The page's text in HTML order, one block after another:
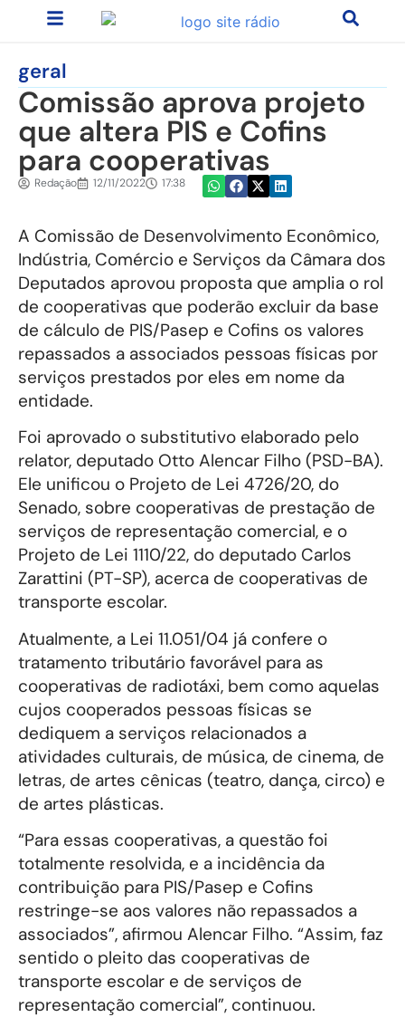
geral
Comissão aprova projeto
que altera PIS e Cofins
para cooperativas
Redação 12/11/2022 17:38
A Comissão de Desenvolvimento Econômico,
Indústria, Comércio e Serviços da Câmara dos
Deputados aprovou proposta que amplia o rol
de cooperativas que poderão excluir da base
de cálculo de PIS/Pasep e Cofins os valores
repassados a associados pessoas físicas por
serviços prestados por eles em nome da
entidade.
Foi aprovado o substitutivo elaborado pelo
relator, deputado Otto Alencar Filho (PSD-BA).
Ele unificou o Projeto de Lei 4726/20, do
Senado, sobre cooperativas de prestação de
serviços de representação comercial, e o
Projeto de Lei 1110/22, do deputado Carlos
Zarattini (PT-SP), acerca de cooperativas de
transporte escolar.
Atualmente, a Lei 11.051/04 já confere o
tratamento tributário favorável para as
cooperativas de radiotáxi, bem como aquelas
cujos cooperados pessoas físicas se
dediquem a serviços relacionados a
atividades culturais, de música, de cinema, de
letras, de artes cênicas (teatro, dança, circo) e
de artes plásticas.
“Para essas cooperativas, a questão foi
totalmente resolvida, e a incidência da
contribuição para PIS/Pasep e Cofins
restringe-se aos valores não repassados a
associados”, afirmou Alencar Filho. “Assim, faz
sentido o pleito das cooperativas de
transporte escolar e de serviços de
representação comercial”, continuou.